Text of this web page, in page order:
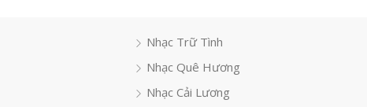
Nhạc Trữ Tình
Nhạc Quê Hương
Nhạc Cải Lương